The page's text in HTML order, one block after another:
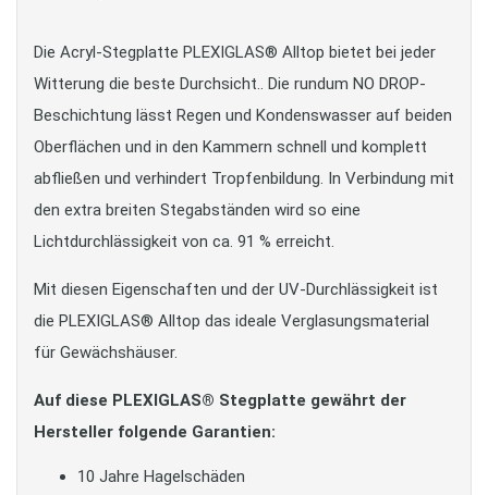
Die Acryl-Stegplatte PLEXIGLAS® Alltop bietet bei jeder
Witterung die beste Durchsicht.. Die rundum NO DROP-
Beschichtung lässt Regen und Kondenswasser auf beiden
Oberflächen und in den Kammern schnell und komplett
abfließen und verhindert Tropfenbildung. In Verbindung mit
den extra breiten Stegabständen wird so eine
Lichtdurchlässigkeit von ca. 91 % erreicht.
Mit diesen Eigenschaften und der UV-Durchlässigkeit ist
die PLEXIGLAS® Alltop das ideale Verglasungsmaterial
für Gewächshäuser.
Auf diese PLEXIGLAS® Stegplatte gewährt der
Hersteller folgende Garantien:
10 Jahre Hagelschäden